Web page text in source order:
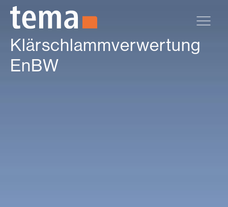
Zum Hauptinhalt springen
Klärschlammverwertung
EnBW